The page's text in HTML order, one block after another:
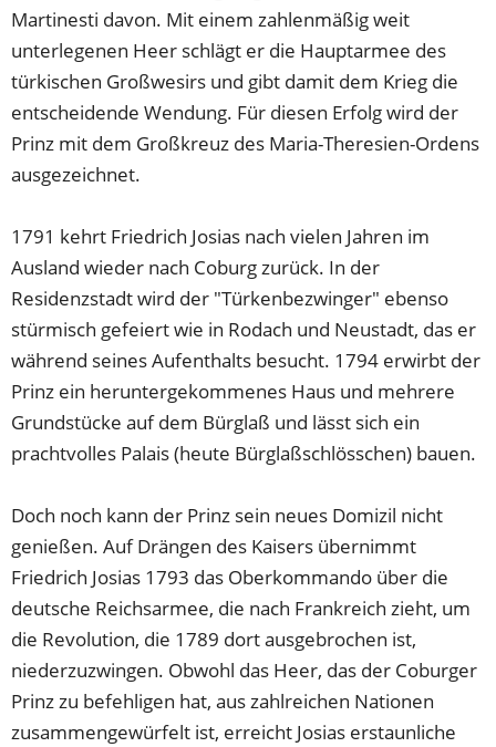
Martinesti davon. Mit einem zahlenmäßig weit
unterlegenen Heer schlägt er die Hauptarmee des
türkischen Großwesirs und gibt damit dem Krieg die
entscheidende Wendung. Für diesen Erfolg wird der
Prinz mit dem Großkreuz des Maria-Theresien-Ordens
ausgezeichnet.
1791 kehrt Friedrich Josias nach vielen Jahren im
Ausland wieder nach Coburg zurück. In der
Residenzstadt wird der "Türkenbezwinger" ebenso
stürmisch gefeiert wie in Rodach und Neustadt, das er
während seines Aufenthalts besucht. 1794 erwirbt der
Prinz ein heruntergekommenes Haus und mehrere
Grundstücke auf dem Bürglaß und lässt sich ein
prachtvolles Palais (heute Bürglaßschlösschen) bauen.
Doch noch kann der Prinz sein neues Domizil nicht
genießen. Auf Drängen des Kaisers übernimmt
Friedrich Josias 1793 das Oberkommando über die
deutsche Reichsarmee, die nach Frankreich zieht, um
die Revolution, die 1789 dort ausgebrochen ist,
niederzuzwingen. Obwohl das Heer, das der Coburger
Prinz zu befehligen hat, aus zahlreichen Nationen
zusammengewürfelt ist, erreicht Josias erstaunliche